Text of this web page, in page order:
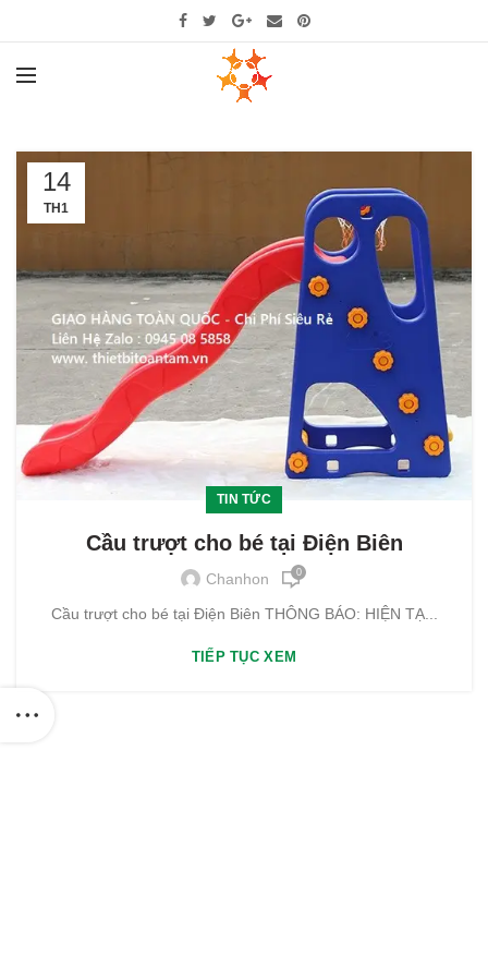
14
TH1
TIN TỨC
Cầu trượt cho bé tại Điện Biên
Chanhon 0
Cầu trượt cho bé tại Điện Biên THÔNG BÁO: HIỆN TẠ...
TIẾP TỤC XEM